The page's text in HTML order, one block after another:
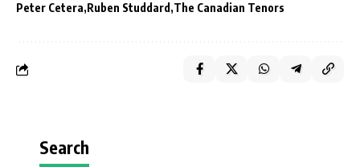
Peter Cetera Ruben Studdard The Canadian Tenors
Search